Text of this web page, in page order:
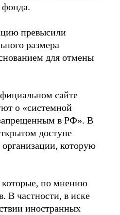
фонда.
превысили
размера
для отмены
сайте
о «системной
в РФ». В
доступе
которую
которые, по мнению
В частности, в иске
иностранных